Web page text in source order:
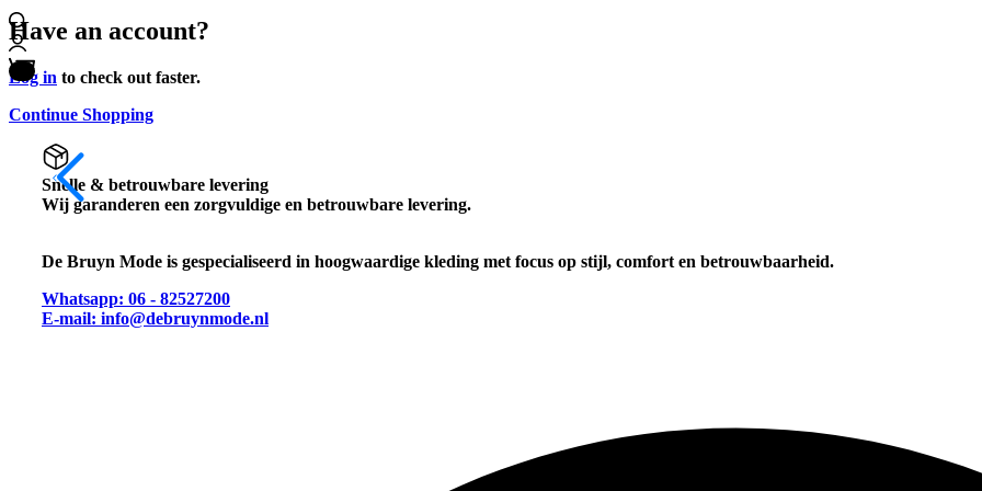
Search
Login
Have an account?
Log in to check out faster.
Continue Shopping
Snelle & betrouwbare levering
Wij garanderen een zorgvuldige en betrouwbare levering.
De Bruyn Mode is gespecialiseerd in hoogwaardige kleding met focus op stijl, comfort en betrouwbaarheid.
Whatsapp: 06 - 82527200
E-mail: info@debruynmode.nl